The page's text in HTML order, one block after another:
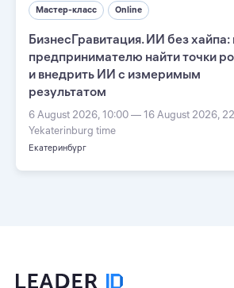
Мастер-класс Online
БизнесГравитация. ИИ без хайпа:
предпринимателю найти точки
и внедрить ИИ с измеримым
результатом
6 August 2026, 10:00 — 16 August 2026,
Yekaterinburg time
Екатеринбург